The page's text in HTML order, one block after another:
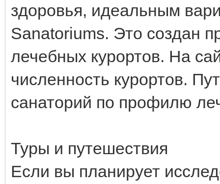
здоровья, идеальным
Sanatoriums. Это создан
лечебных курортов. На
численность курортов.
санаторий по профилю
Туры и путешествия
Если вы планирует